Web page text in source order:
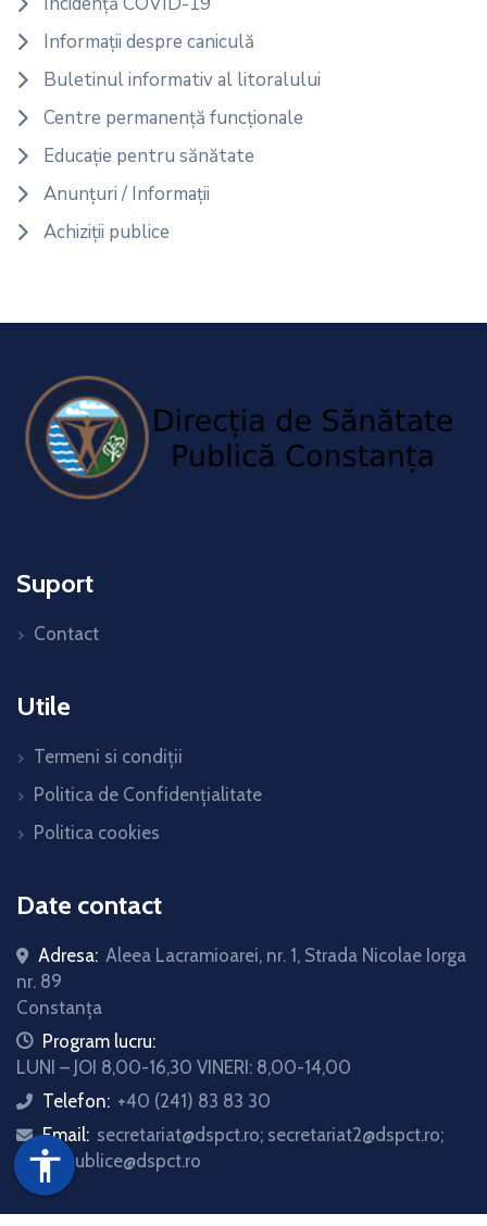
accessibility
Informații despre caniculă
Buletinul informativ al litoralului
Centre permanență funcționale
Educație pentru sănătate
Anunțuri / Informații
Achiziții publice
Suport
Contact
Utile
Termeni si condiții
Politica de Confidențialitate
Politica cookies
Date contact
Adresa: Aleea Lacramioarei, nr. 1, Strada Nicolae Iorga
nr. 89
Constanța
iconProgram lucru:
LUNI – JOI 8,00-16,30 VINERI: 8,00-14,00
icon
Telefon: +40 (241) 83 83 30
icon
Email: secretariat@dspct.ro; secretariat2@dspct.ro;
relatii.publice@dspct.ro